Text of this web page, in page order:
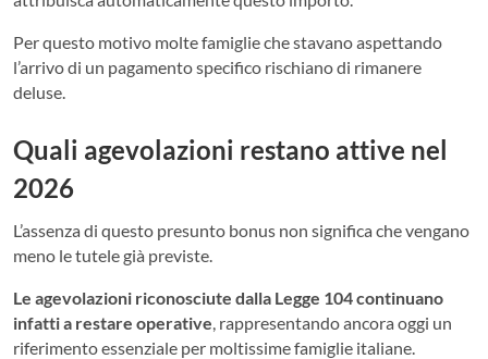
Per questo motivo molte famiglie che stavano aspettando
l’arrivo di un pagamento specifico rischiano di rimanere
deluse.
Quali agevolazioni restano attive nel
2026
L’assenza di questo presunto bonus non significa che vengano
meno le tutele già previste.
Le agevolazioni riconosciute dalla Legge 104 continuano
infatti a restare operative , rappresentando ancora oggi un
riferimento essenziale per moltissime famiglie italiane.